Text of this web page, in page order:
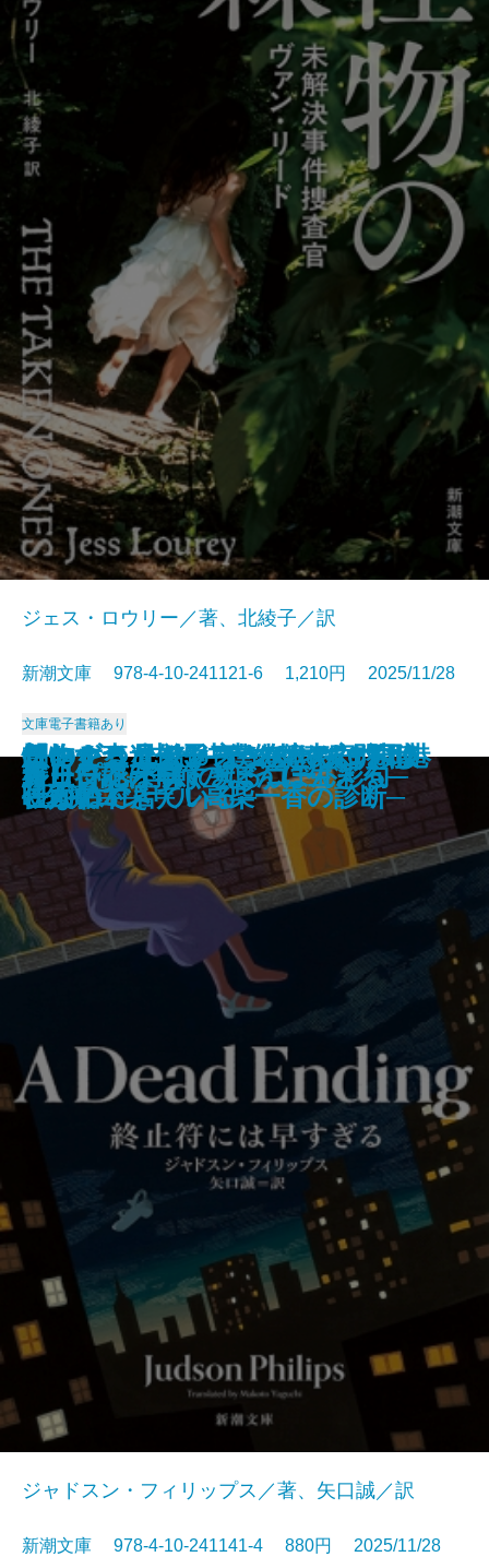
アルネの事件簿─Strange life─
離婚弁護士 松岡紬
僕の人生には事件が起きない
春画で見るお江戸風俗考
「おかえり」と言える、その日ま
で─山岳遭難捜索の現場から─
僕の女を探しているんだ
かれが最後に書いた本
食いしん坊発明家
サンセット・パーク
怪物の森─未解決事件捜査官ヴァ
ン・リード─
ジェス・ロウリー／著、北綾子／訳
新潮文庫 978-4-10-241121-6 1,210円 2025/11/28
文庫電子書籍あり
終止符には早すぎる
ジャドスン・フィリップス／著、矢口誠／訳
新潮文庫 978-4-10-241141-4 880円 2025/11/28
コンビニ兄弟5─テンダネス門司港
こがね村店─
このクリニックはつぶれます！2
─医療コンサル高柴一香の診断─
新しい花が咲く─ぼんぼん彩句─
創作する遺伝子─僕の体の70％は
映画でできている─
ループ・オブ・ザ・コード
想いをつなぐメス─俺たちは神じ
ゃない3─
ガリンペイロ
ほおずき、きゅっ─みとや・お瑛
仕入帖─
好日日記─季節のように生きる─